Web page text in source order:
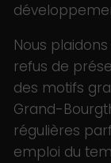
Nous
refus de
des motifs
Grand-
régulières
emploi du